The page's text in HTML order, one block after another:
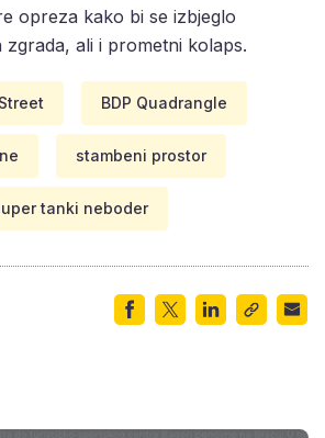
opreza kako bi se izbjeglo
zgrada, ali i prometni kolaps.
BDP Quadrangle
stambeni prostor
tanki neboder